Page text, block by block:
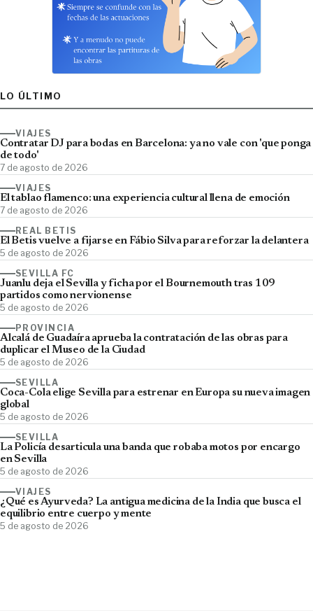
LO ÚLTIMO
VIAJES
Contratar DJ para bodas en Barcelona: ya no vale con 'que ponga
de todo'
7 de agosto de 2026
VIAJES
El tablao flamenco: una experiencia cultural llena de emoción
7 de agosto de 2026
REAL BETIS
El Betis vuelve a fijarse en Fábio Silva para reforzar la delantera
5 de agosto de 2026
SEVILLA FC
Juanlu deja el Sevilla y ficha por el Bournemouth tras 109
partidos como nervionense
5 de agosto de 2026
PROVINCIA
Alcalá de Guadaíra aprueba la contratación de las obras para
duplicar el Museo de la Ciudad
5 de agosto de 2026
SEVILLA
Coca-Cola elige Sevilla para estrenar en Europa su nueva imagen
global
5 de agosto de 2026
SEVILLA
La Policía desarticula una banda que robaba motos por encargo
en Sevilla
5 de agosto de 2026
VIAJES
¿Qué es Ayurveda? La antigua medicina de la India que busca el
equilibrio entre cuerpo y mente
5 de agosto de 2026